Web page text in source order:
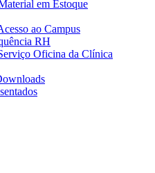
em Estoque
ao Campus
RH
Oficina da Clínica